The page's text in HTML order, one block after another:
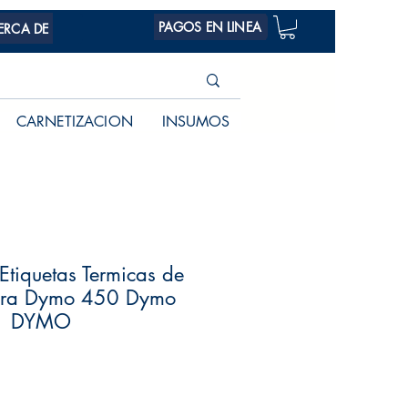
DE PAGOS EN LINEA
CARNETIZACION INSUMOS
Termicas de
Dymo 450 Dymo